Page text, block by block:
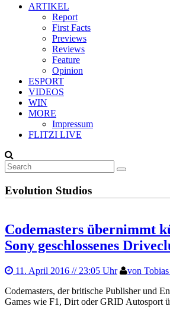
ARTIKEL
Report
First Facts
Previews
Reviews
Feature
Opinion
ESPORT
VIDEOS
WIN
MORE
Impressum
FLITZI LIVE
Evolution Studios
Codemasters übernimmt
Sony geschlossenes
11. April 2016 // 23:05 Uhr von
Codemasters, der britische Publisher und
Games wie F1, Dirt oder GRID Autosport